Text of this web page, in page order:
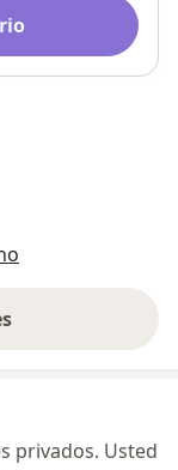
privados. Usted